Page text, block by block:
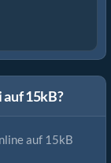
15kB?
auf 15kB